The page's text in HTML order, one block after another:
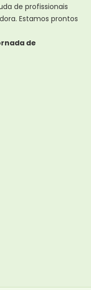
de profissionais
Estamos prontos
de